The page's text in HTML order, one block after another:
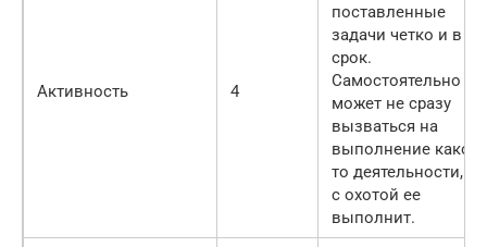
Активность 4
поставленные
задачи четко и в
срок.
Самостоятельно
может не сразу
вызваться на
выполнение какой-
то деятельности, но
с охотой ее
выполнит.